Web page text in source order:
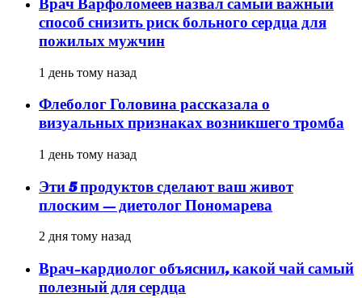
способ снизить риск больного сердца для
пожилых мужчин
1 день тому назад
Флеболог Головина рассказала о
визуальных признаках возникшего тромба
1 день тому назад
Эти 5 продуктов сделают ваш живот
плоским — диетолог Пономарева
2 дня тому назад
Врач-кардиолог объяснил, какой чай самый
полезный для сердца